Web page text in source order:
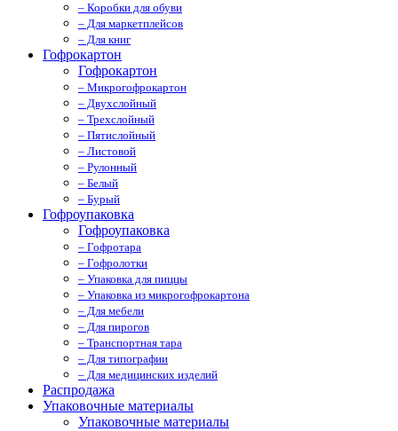
– Коробки для обуви
– Для маркетплейсов
– Для книг
Гофрокартон
Гофрокартон
– Микрогофрокартон
– Двухслойный
– Трехслойный
– Пятислойный
– Листовой
– Рулонный
– Белый
– Бурый
Гофроупаковка
Гофроупаковка
– Гофротара
– Гофролотки
– Упаковка для пиццы
– Упаковка из микрогофрокартона
– Для мебели
– Для пирогов
– Транспортная тара
– Для типографии
– Для медицинских изделий
Распродажа
Упаковочные материалы
Упаковочные материалы